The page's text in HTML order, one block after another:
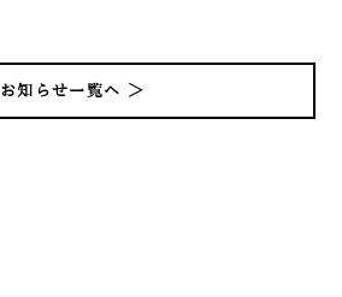
お知らせ一覧へ ＞